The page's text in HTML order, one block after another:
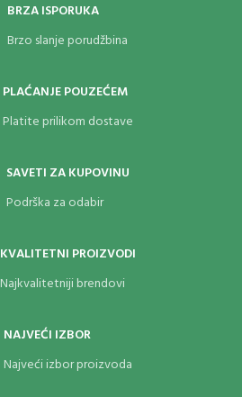
BRZA ISPORUKA
Brzo slanje porudžbina
PLAĆANJE POUZEĆEM
Platite prilikom dostave
SAVETI ZA KUPOVINU
Podrška za odabir
KVALITETNI PROIZVODI
Najkvalitetniji brendovi
NAJVEĆI IZBOR
Najveći izbor proizvoda